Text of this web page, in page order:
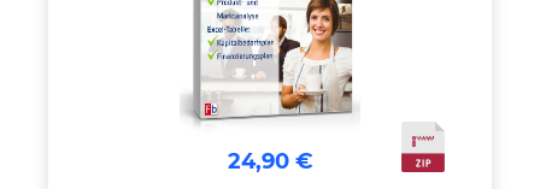
24,90 €